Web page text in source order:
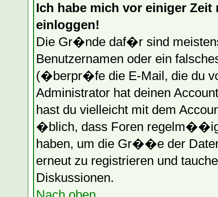
Ich habe mich vor einiger
einloggen!
Die Gr�nde daf�r sind
Benutzernamen oder ein
(�berpr�fe die E-Mail, die du
Administrator hat deinen
hast du vielleicht mit dem
�blich, dass Foren
haben, um die Gr��e der
erneut zu registrieren und
Diskussionen.